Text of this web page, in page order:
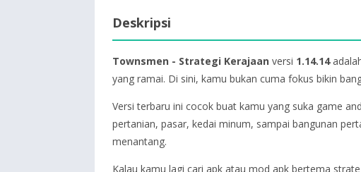
Deskripsi
Townsmen - Strategi Kerajaan versi 1.14.14
yang ramai. Di sini, kamu bukan cuma fokus bikin
Versi terbaru ini cocok buat kamu yang suka game
pertanian, pasar, kedai minum, sampai bangunan
menantang.
Kalau kamu lagi cari apk atau mod apk bertema